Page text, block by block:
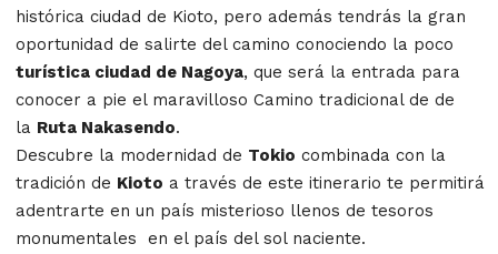
histórica ciudad de Kioto, pero además tendrás la gran
oportunidad de salirte del camino conociendo la poco
turística ciudad de Nagoya, que será la entrada para
conocer a pie el maravilloso Camino tradicional de de
la Ruta Nakasendo.
Descubre la modernidad de Tokio combinada con la
tradición de Kioto a través de este itinerario te permitirá
adentrarte en un país misterioso llenos de tesoros
monumentales en el país del sol naciente.